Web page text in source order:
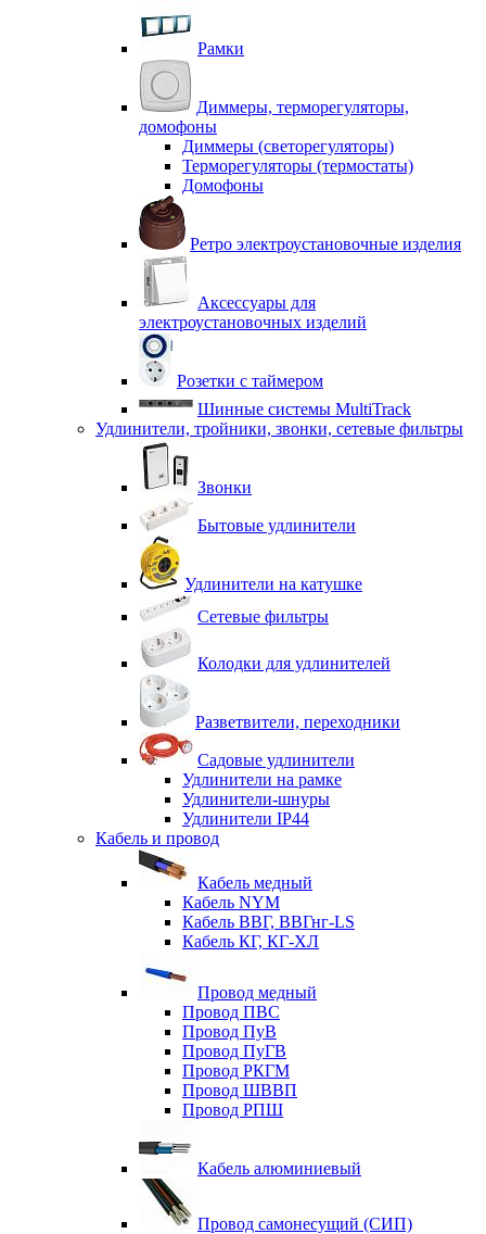
Рамки
Диммеры, терморегуляторы,
домофоны
Диммеры (светорегуляторы)
Терморегуляторы (термостаты)
Домофоны
Ретро электроустановочные изделия
Аксессуары для
электроустановочных изделий
Розетки с таймером
Шинные системы MultiTrack
Удлинители, тройники, звонки, сетевые фильтры
Звонки
Бытовые удлинители
Удлинители на катушке
Сетевые фильтры
Колодки для удлинителей
Разветвители, переходники
Садовые удлинители
Удлинители на рамке
Удлинители-шнуры
Удлинители IP44
Кабель и провод
Кабель медный
Кабель NYM
Кабель ВВГ, ВВГнг-LS
Кабель КГ, КГ-ХЛ
Провод медный
Провод ПВС
Провод ПуВ
Провод ПуГВ
Провод РКГМ
Провод ШВВП
Провод РПШ
Кабель алюминиевый
Провод самонесущий (СИП)